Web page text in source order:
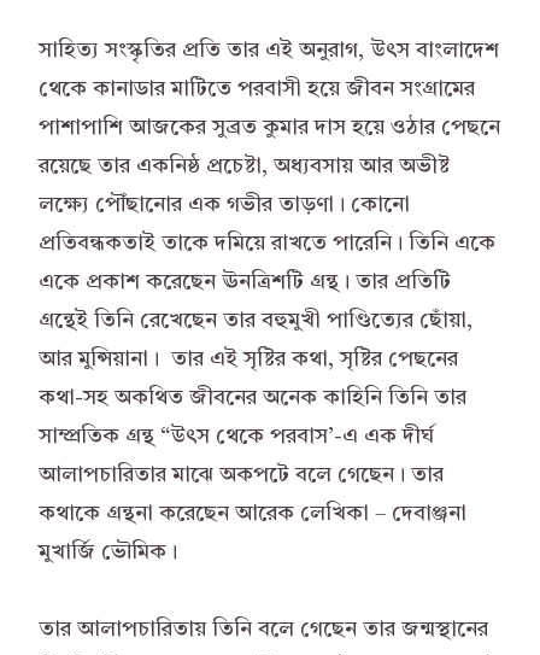
সাহিত্য সংস্কৃতির প্রতি তার এই অনুরাগ, উৎস বাংলাদেশ
থেকে কানাডার মাটিতে পরবাসী হয়ে জীবন সংগ্রামের
পাশাপাশি আজকের সুব্রত কুমার দাস হয়ে ওঠার পেছনে
রয়েছে তার একনিষ্ঠ প্রচেষ্টা, অধ্যবসায় আর অভীষ্ট
লক্ষ্যে পৌঁছানোর এক গভীর তাড়ণা। কোনো
প্রতিবন্ধকতাই তাকে দমিয়ে রাখতে পারেনি। তিনি একে
একে প্রকাশ করেছেন ঊনত্রিশটি গ্রন্থ। তার প্রতিটি
গ্রন্থেই তিনি রেখেছেন তার বহুমুখী পাণ্ডিত্যের ছোঁয়া,
আর মুন্সিয়ানা। তার এই সৃষ্টির কথা, সৃষ্টির পেছনের
কথা-সহ অকথিত জীবনের অনেক কাহিনি তিনি তার
সাম্প্রতিক গ্রন্থ “উৎস থেকে পরবাস’-এ এক দীর্ঘ
আলাপচারিতার মাঝে অকপটে বলে গেছেন। তার
কথাকে গ্রন্থনা করেছেন আরেক লেখিকা – দেবাঞ্জনা
মুখার্জি ভৌমিক।
তার আলাপচারিতায় তিনি বলে গেছেন তার জন্মস্থানের